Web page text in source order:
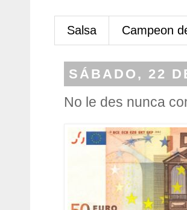
Salsa Campeon
SÁBADO, 22
No le des nunca